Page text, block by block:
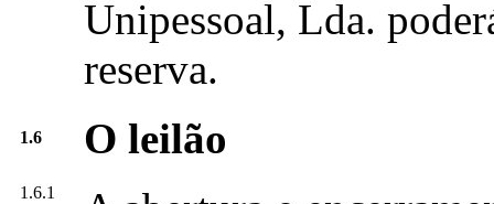
Unipessoal, Lda.
reserva.
1.6 O leilão
1.6.1